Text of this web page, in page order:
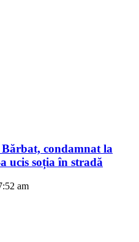
condamnat la
ucis soția în stradă
am